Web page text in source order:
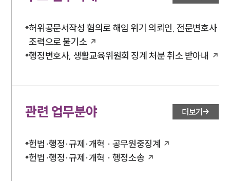
허위공문서작성 혐의로 해임 위기 의뢰인, 전문변호사
조력으로 불기소
행정변호사, 생활교육위원회 징계 처분 취소 받아내
관련 업무분야 더보기
헌법·행정·규제·개혁 · 공무원중징계
헌법·행정·규제·개혁 · 행정소송